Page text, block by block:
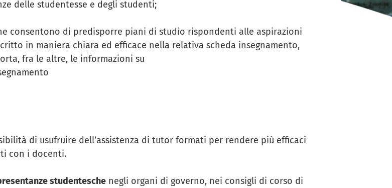
delle studentesse e degli studenti;
consentono di predisporre piani di studio rispondenti alle aspirazioni
in maniera chiara ed efficace nella relativa scheda insegnamento,
fra le altre, le informazioni su
di usufruire dell’assistenza di tutor formati per rendere più efficaci
con i docenti.
studenteschenegli organi di governo, nei consigli di corso di